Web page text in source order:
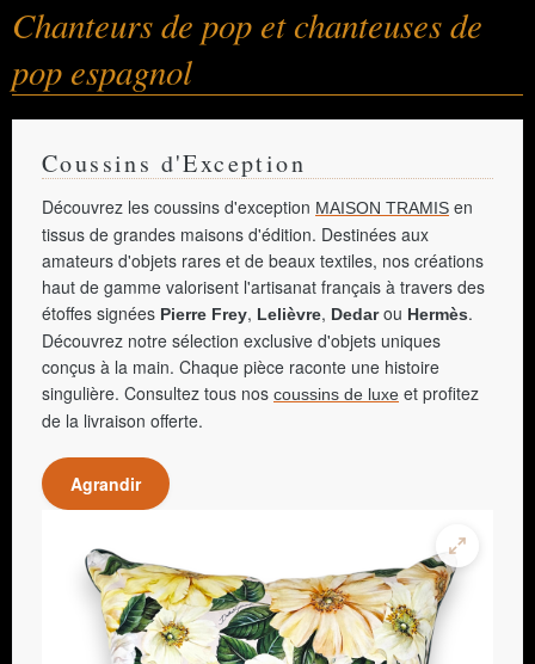
Chanteurs de pop et chanteuses de
pop espagnol
Coussins d'Exception
Découvrez les coussins d'exception MAISON TRAMIS en
tissus de grandes maisons d'édition. Destinées aux
amateurs d'objets rares et de beaux textiles, nos créations
haut de gamme valorisent l'artisanat français à travers des
étoffes signées Pierre Frey, Lelièvre, Dedarou Hermès.
Découvrez notre sélection exclusive d'objets uniques
conçus à la main. Chaque pièce raconte une histoire
singulière. Consultez tous nos coussins de luxe et profitez
de la livraison offerte.
Agrandir